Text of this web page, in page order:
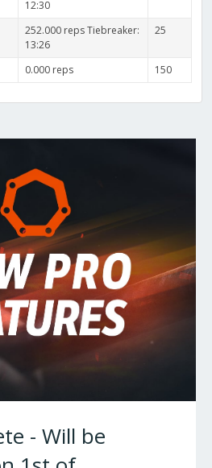
12:30
252.000 reps Tiebreaker:
13:26
25
0.000 reps 150
- Will be